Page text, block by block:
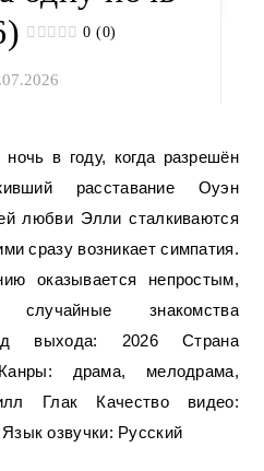
0 (0)
расставание Оуэн
любви Элли сталкиваются
сразу возникает симпатия.
оказывается непростым,
знакомства
выхода: 2026 Страна
драма, мелодрама,
Глак Качество видео:
озвучки: Русский